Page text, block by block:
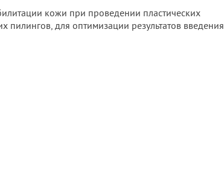
кожи при проведении пластических
для оптимизации результатов введения